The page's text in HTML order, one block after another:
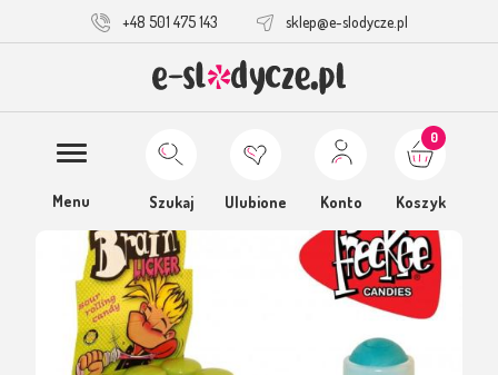
+48 501 475 143 sklep@e-slodycze.pl
Menu Szukaj Ulubione Konto Koszyk
0